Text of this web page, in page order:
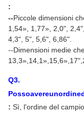
:
--Piccole dimensioni
1,54» , 1,77» , 2,0",
4,3", 5", 5,6", 6,86".
--Dimensioni medie
13,3
Q3.
: Sì, l'ordine del